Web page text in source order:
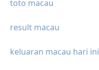
toto macau
result macau
keluaran macau hari ini